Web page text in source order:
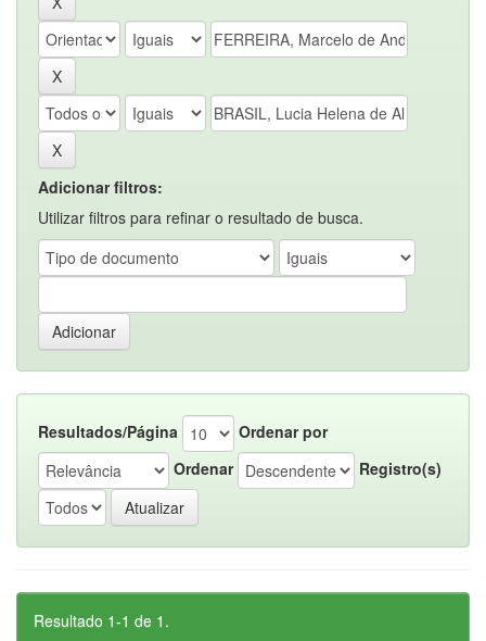
Adicionar filtros:
Utilizar filtros para refinar o resultado de busca.
Resultados/Página
Ordenar por
Ordenar
Registro(s)
Resultado 1-1 de 1.